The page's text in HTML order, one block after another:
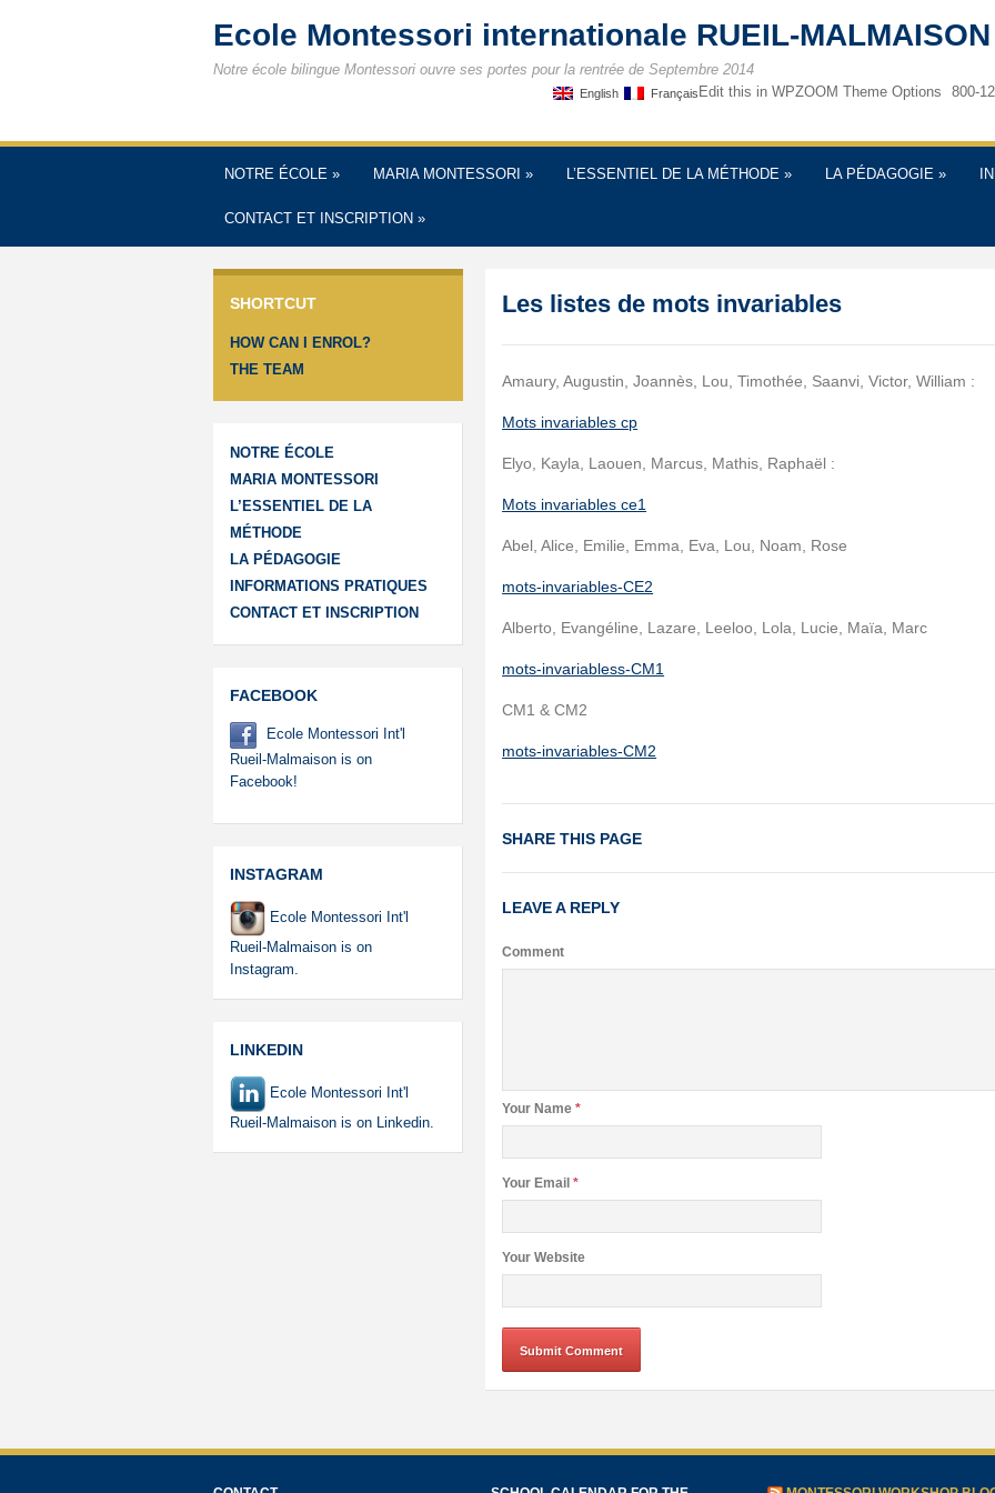
Ecole Montessori internationale RUEIL-MALMAISON
Notre école bilingue Montessori ouvre ses portes pour la rentrée de Septembre 2014
Edit this in WPZOOM Theme Options
800-
English Français
NOTRE ÉCOLE » MARIA MONTESSORI » L’ESSENTIEL DE LA MÉTHODE » LA PÉDAGOGIE »
CONTACT ET INSCRIPTION »
SHORTCUT
HOW CAN I ENROL?
THE TEAM
NOTRE ÉCOLE
MARIA MONTESSORI
L’ESSENTIEL DE LA
MÉTHODE
LA PÉDAGOGIE
INFORMATIONS PRATIQUES
CONTACT ET INSCRIPTION
FACEBOOK
Ecole Montessori Int'l
Rueil-Malmaison is on
Facebook!
INSTAGRAM
Ecole Montessori Int'l
Rueil-Malmaison is on
Instagram.
LINKEDIN
Ecole Montessori Int'l
Rueil-Malmaison is on Linkedin.
Les listes de mots invariables
Amaury, Augustin, Joannès, Lou, Timothée, Saanvi, Victor, William :
Mots invariables cp
Elyo, Kayla, Laouen, Marcus, Mathis, Raphaël :
Mots invariables ce1
Abel, Alice, Emilie, Emma, Eva, Lou, Noam, Rose
mots-invariables-CE2
Alberto, Evangéline, Lazare, Leeloo, Lola, Lucie, Maïa, Marc
mots-invariabless-CM1
CM1 & CM2
mots-invariables-CM2
SHARE THIS PAGE
LEAVE A REPLY
Comment
Your Name*
Your Email*
Your Website